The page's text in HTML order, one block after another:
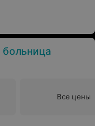
больница
Все цены